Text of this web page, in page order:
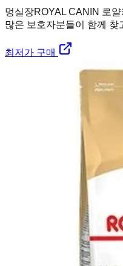
멍실장ROYAL CANIN 로
많은 보호자분들이 함께 찾
최저가 구매